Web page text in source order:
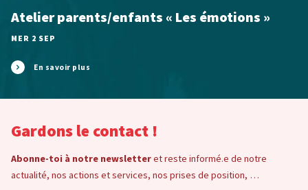
Atelier parents/enfants « Les émotions »
MER 2 SEP
En savoir plus
Gardons le contact !
Abonne-toi à notre newsletteret reste informé.e de notre
actualité, nos actions et services, nos prises de position, …